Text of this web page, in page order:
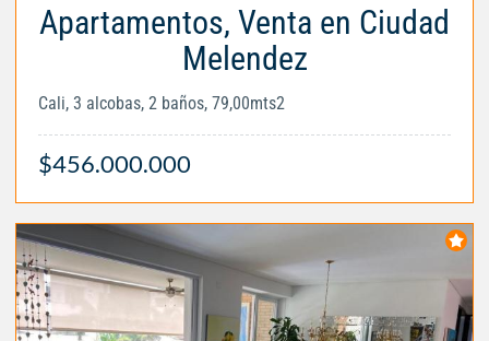
Apartamentos, Venta en Ciudad
Melendez
Cali, 3 alcobas, 2 baños, 79,00mts2
$456.000.000